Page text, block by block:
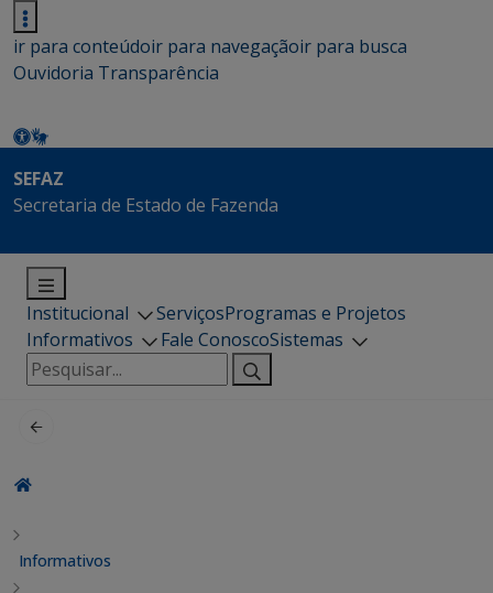
ir para conteúdoir para navegaçãoir para busca
Ouvidoria Transparência
SEFAZ
Secretaria de Estado de Fazenda
Institucional ServiçosProgramas e Projetos
Informativos
Fale ConoscoSistemas
Pesquisar
por:
Informativos